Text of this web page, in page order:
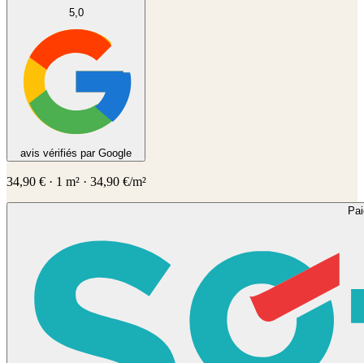
5,0
avis vérifiés par Google
34,90 € · 1 m² · 34,90 €/m²